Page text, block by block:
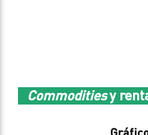
Commoditiesy